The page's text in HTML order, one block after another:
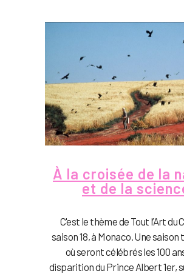
À la croisée de la
et de la
C'est le thème de Tout l’Art du
saison 18, à Monaco. Une
où seront célébrés les 100
disparition du Prince Albert 1er,